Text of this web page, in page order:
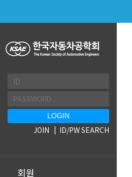
회원
JOIN ID/PW SEARCH